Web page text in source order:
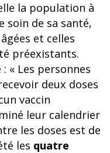
la population à
soin de sa santé,
et celles
préexistants.
« Les personnes
deux doses
vaccin
leur calendrier
les doses est de
les quatre